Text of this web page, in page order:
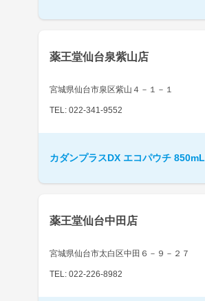
薬王堂仙台泉紫山店
宮城県仙台市泉区紫山４－１－１
TEL: 022-341-9552
カダンプラスDX エコパウチ 850mL
薬王堂仙台中田店
宮城県仙台市太白区中田６－９－２７
TEL: 022-226-8982